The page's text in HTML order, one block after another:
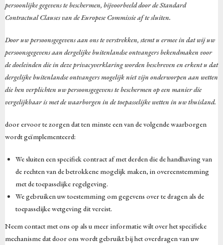
persoonlijke gegevens te beschermen, bijvoorbeeld door de Standard
Contractual Clauses van de Europese Commissie af te sluiten.
Door uw persoonsgegevens aan ons te verstrekken, stemt u ermee in dat wij uw
persoonsgegevens aan dergelijke buitenlandse ontvangers bekendmaken voor
de doeleinden die in deze privacyverklaring worden beschreven en erkent u dat
dergelijke buitenlandse ontvangers mogelijk niet zijn onderworpen aan wetten
die hen verplichten uw persoonsgegevens te beschermen op een manier die
vergelijkbaar is met de waarborgen in de toepasselijke wetten in uw thuisland.
door ervoor te zorgen dat ten minste een van de volgende waarborgen
wordt geïmplementeerd:
We sluiten een specifiek contract af met derden die de handhaving van
de rechten van de betrokkene mogelijk maken, in overeenstemming
met de toepasselijke regelgeving.
We gebruiken uw toestemming om gegevens over te dragen als de
toepasselijke wetgeving dit vereist.
Neem contact met ons op als u meer informatie wilt over het specifieke
mechanisme dat door ons wordt gebruikt bij het overdragen van uw